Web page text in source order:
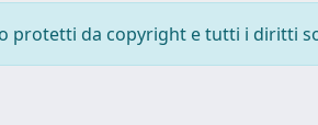
protetti da copyright e tutti i diritti